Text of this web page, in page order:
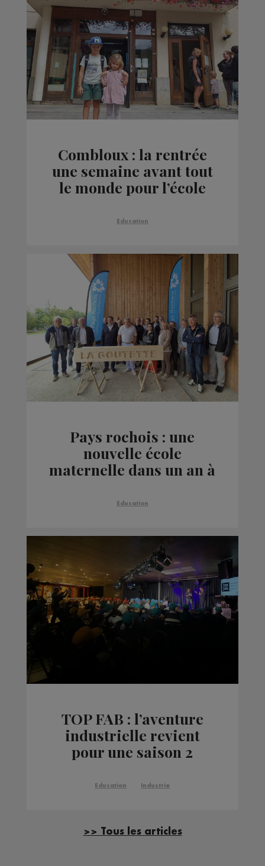
Combloux : la rentrée
une semaine avant tout
le monde pour l’école
Education
Pays rochois : une
nouvelle école
maternelle dans un an à
Education
TOP FAB : l’aventure
industrielle revient
pour une saison 2
Education Industrie
>> Tous les articles